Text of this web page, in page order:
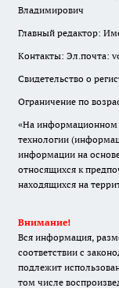
Владимирович
Главный редактор:
Контакты: Эл.почта:
Свидетельство о
Ограничение по
«На информационном
технологии
информации на
относящихся к
находящихся на
Внимание!
Вся информация,
соответствии с
подлежит
том числе